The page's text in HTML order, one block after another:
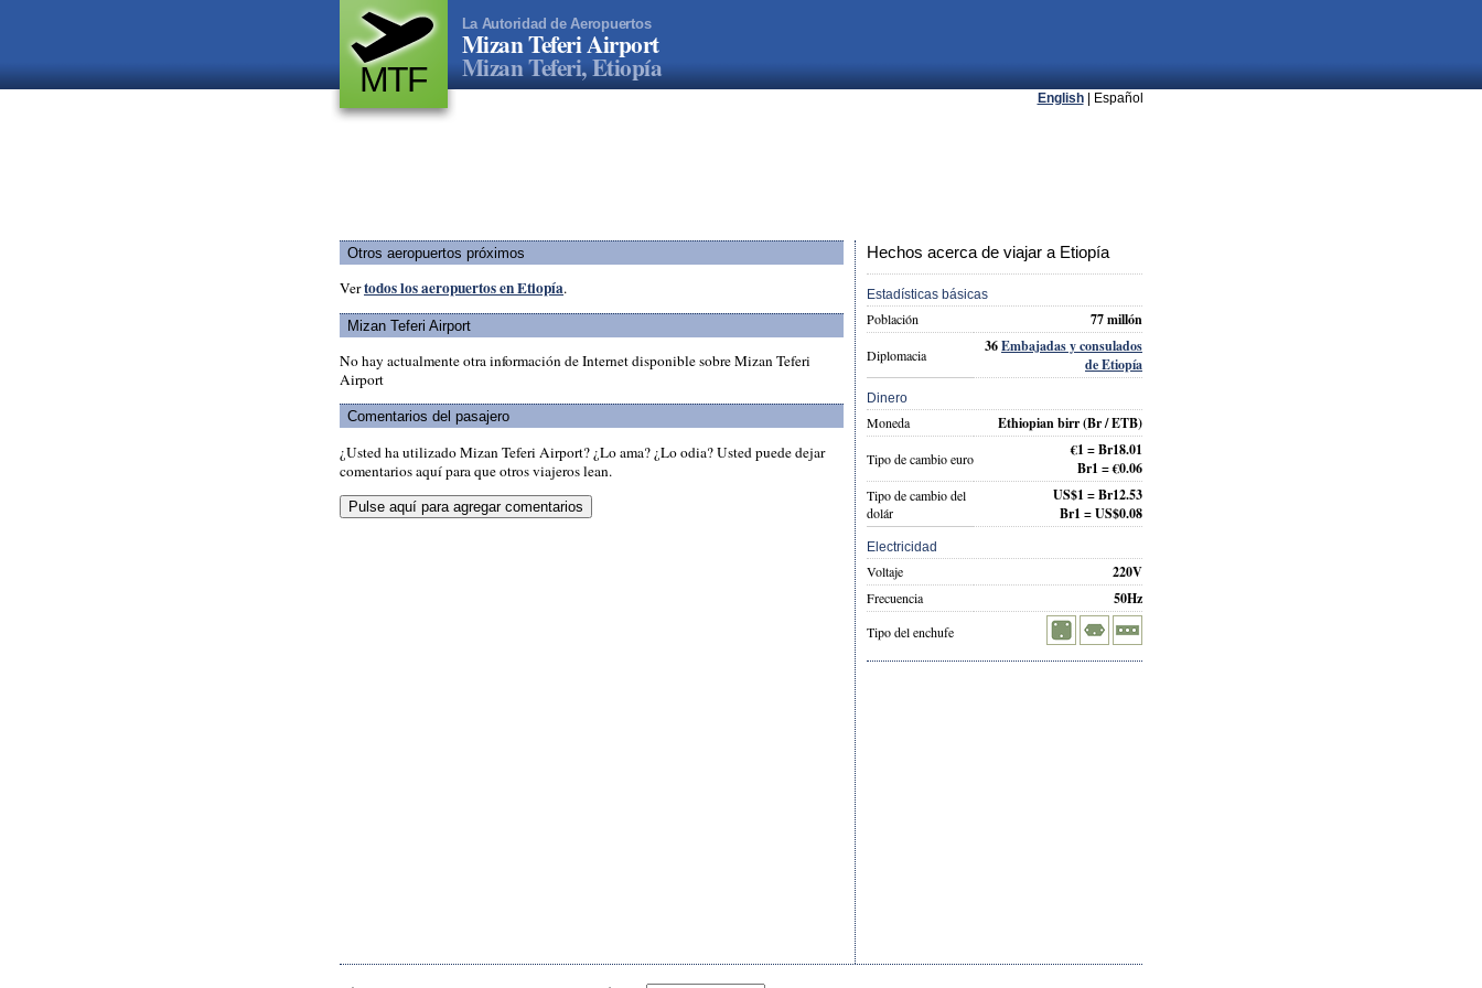
MTF
La Autoridad de Aeropuertos
Mizan Teferi Airport
Mizan Teferi, Etiopía
English| Español
Otros aeropuertos próximos
Vertodos los aeropuertos en Etiopía.
Mizan Teferi Airport
No hay actualmente otra información de Internet disponible sobre Mizan Teferi
Airport
Comentarios del pasajero
¿Usted ha utilizado Mizan Teferi Airport? ¿Lo ama? ¿Lo odia? Usted puede dejar
comentarios aquí para que otros viajeros lean.
Hechos acerca de viajar a Etiopía
Estadísticas básicas
Población 77 millón
Diplomacia 36Embajadas y consulados
de Etiopía
Dinero
Moneda Ethiopian birr(Br / ETB)
Tipo de cambio euro
€1 = Br18.01
Br1 = €0.06
Tipo de cambio del
dolár
US$1 = Br12.53
Br1 = US$0.08
Electricidad
Voltaje 220V
Frecuencia 50Hz
Tipo del enchufe